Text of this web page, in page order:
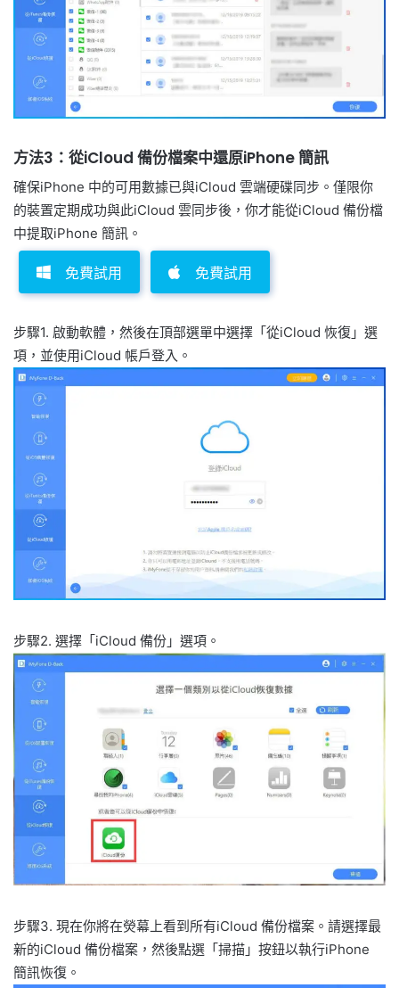
方法3：從iCloud 備份檔案中還原iPhone 簡訊
確保iPhone 中的可用數據已與iCloud 雲端硬碟同步。僅限你
的裝置定期成功與此iCloud 雲同步後，你才能從iCloud 備份檔
中提取iPhone 簡訊。
免費試用 免費試用
步驟1. 啟動軟體，然後在頂部選單中選擇「從iCloud 恢復」選
項，並使用iCloud 帳戶登入。
步驟2. 選擇「iCloud 備份」選項。
步驟3. 現在你將在熒幕上看到所有iCloud 備份檔案。請選擇最
新的iCloud 備份檔案，然後點選「掃描」按鈕以執行iPhone
簡訊恢復。